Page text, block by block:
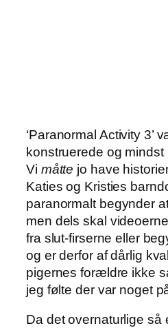
‘Paranormal Activity 3’
konstruerede og
Vi måtte jo have
Katies og Kristies
paranormalt begynder
men dels skal
fra slut-firserne eller
og er derfor af dårlig
pigernes forældre ikke
jeg følte der var noget
Da det overnaturlige så